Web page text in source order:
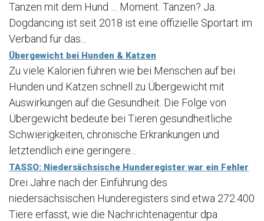
Tanzen mit dem Hund … Moment. Tanzen? Ja.
Dogdancing ist seit 2018 ist eine offizielle Sportart im
Verband für das...
Übergewicht bei Hunden & Katzen
Zu viele Kalorien führen wie bei Menschen auf bei
Hunden und Katzen schnell zu Übergewicht mit
Auswirkungen auf die Gesundheit. Die Folge von
Übergewicht bedeute bei Tieren gesundheitliche
Schwierigkeiten, chronische Erkrankungen und
letztendlich eine geringere...
TASSO: Niedersächsische Hunderegister war ein Fehler
Drei Jahre nach der Einführung des
niedersächsischen Hunderegisters sind etwa 272.400
Tiere erfasst, wie die Nachrichtenagentur dpa